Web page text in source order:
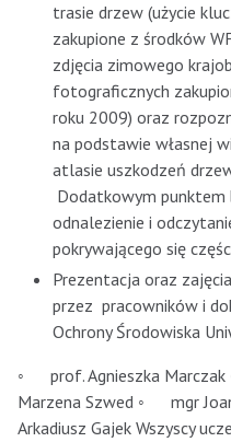
trasie drzew (użycie
zakupione z środków
zdjęcia zimowego
fotograficznych
roku 2009) oraz
na podstawie własnej
atlasie uszkodzeń
Dodatkowym punktem
odnalezienie i
pokrywającego się
Prezentacja oraz
przez pracowników i
Ochrony Środowiska
◦ prof. Agnieszka
Marzena Szwed ◦ mgr
Arkadiusz Gajek Wszyscy